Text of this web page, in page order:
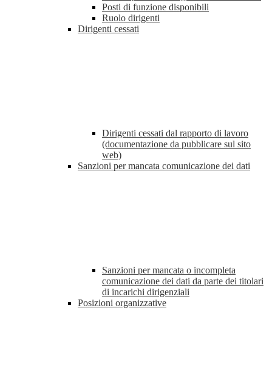
Posti di funzione disponibili
Ruolo dirigenti
Dirigenti cessati
Dirigenti cessati dal rapporto di lavoro
(documentazione da pubblicare sul sito
web)
Sanzioni per mancata comunicazione dei dati
Sanzioni per mancata o incompleta
comunicazione dei dati da parte dei titolari
di incarichi dirigenziali
Posizioni organizzative